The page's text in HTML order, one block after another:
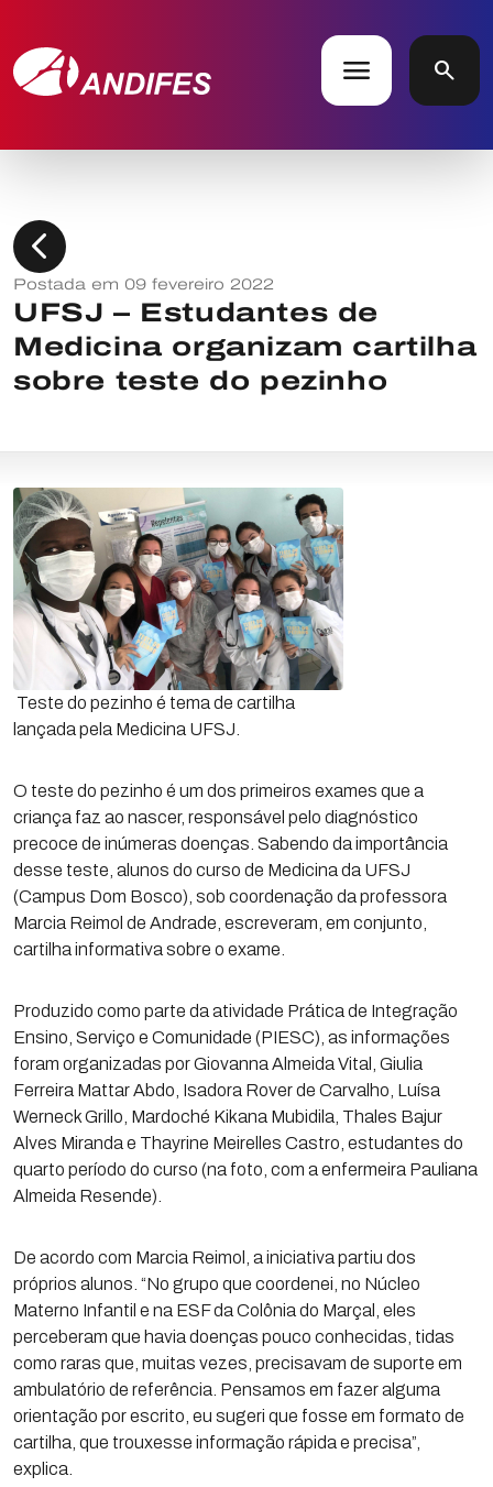
menu search
chevron_left
Postada em 09 fevereiro 2022
UFSJ – Estudantes de
Medicina organizam cartilha
sobre teste do pezinho
Teste do pezinho é tema de cartilha
lançada pela Medicina UFSJ.
O teste do pezinho é um dos primeiros exames que a
criança faz ao nascer, responsável pelo diagnóstico
precoce de inúmeras doenças. Sabendo da importância
desse teste, alunos do curso de Medicina da UFSJ
(Campus Dom Bosco), sob coordenação da professora
Marcia Reimol de Andrade, escreveram, em conjunto,
cartilha informativa sobre o exame.
Produzido como parte da atividade Prática de Integração
Ensino, Serviço e Comunidade (PIESC), as informações
foram organizadas por Giovanna Almeida Vital, Giulia
Ferreira Mattar Abdo, Isadora Rover de Carvalho, Luísa
Werneck Grillo, Mardoché Kikana Mubidila, Thales Bajur
Alves Miranda e Thayrine Meirelles Castro, estudantes do
quarto período do curso (na foto, com a enfermeira Pauliana
Almeida Resende).
De acordo com Marcia Reimol, a iniciativa partiu dos
próprios alunos. “No grupo que coordenei, no Núcleo
Materno Infantil e na ESF da Colônia do Marçal, eles
perceberam que havia doenças pouco conhecidas, tidas
como raras que, muitas vezes, precisavam de suporte em
ambulatório de referência. Pensamos em fazer alguma
orientação por escrito, eu sugeri que fosse em formato de
cartilha, que trouxesse informação rápida e precisa”,
explica.